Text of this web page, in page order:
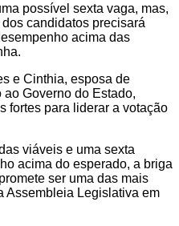
possível sexta vaga, mas,
candidatos precisará
acima das
e Cinthia, esposa de
Governo do Estado,
fortes para liderar a votação
viáveis e uma sexta
acima do esperado, a briga
ser uma das mais
Assembleia Legislativa em